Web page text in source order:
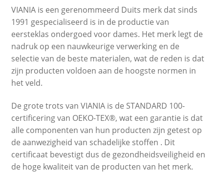
VIANIA is een gerenommeerd Duits merk dat sinds
1991 gespecialiseerd is in de productie van
eersteklas ondergoed voor dames. Het merk legt de
nadruk op een nauwkeurige verwerking en de
selectie van de beste materialen, wat de reden is dat
zijn producten voldoen aan de hoogste normen in
het veld.
De grote trots van VIANIA is de STANDARD 100-
certificering van OEKO-TEX®, wat een garantie is dat
alle componenten van hun producten zijn getest op
de aanwezigheid van schadelijke stoffen . Dit
certificaat bevestigt dus de gezondheidsveiligheid en
de hoge kwaliteit van de producten van het merk.